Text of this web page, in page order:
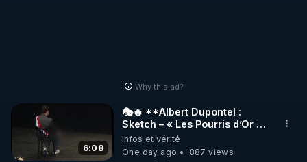
Why this ad?
6:08
🎭🔥 **Albert Dupontel :
Sketch – « Les Pourris d’Or »
🏆💰**
Infos et vérité
One day ago
887 views